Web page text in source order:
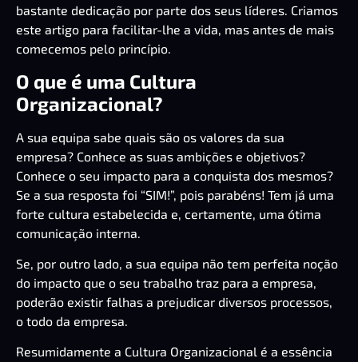
bastante dedicação por parte dos seus líderes. Criamos
este artigo para facilitar-lhe a vida, mas antes de mais
comecemos pelo princípio.
O que é uma Cultura
Organizacional?
A sua equipa sabe quais são os valores da sua
empresa? Conhece as suas ambições e objetivos?
Conhece o seu impacto para a conquista dos mesmos?
Se a sua resposta foi “SIM!”, pois parabéns! Tem já uma
forte cultura estabelecida e, certamente, uma ótima
comunicação interna.
Se, por outro lado, a sua equipa não tem perfeita noção
do impacto que o seu trabalho traz para a empresa,
poderão existir falhas a prejudicar diversos processos,
o todo da empresa.
Resumidamente a Cultura Organizacional é a essência